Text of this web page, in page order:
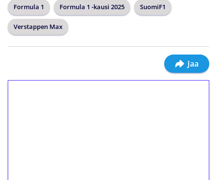
Formula 1 Formula 1 -kausi 2025 SuomiF1
Verstappen Max
Jaa